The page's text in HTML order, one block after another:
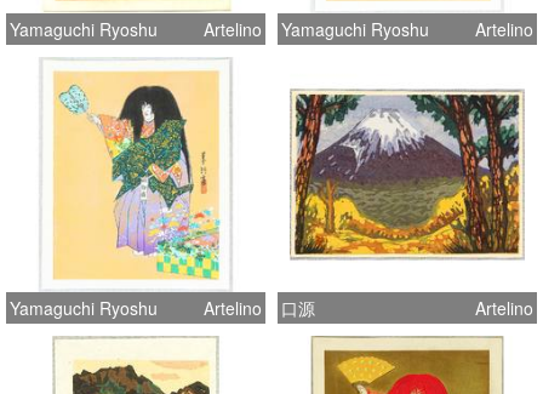
Yamaguchi Ryoshu Artelino Yamaguchi Ryoshu Artelino
Yamaguchi Ryoshu Artelino 口源 Artelino